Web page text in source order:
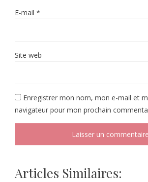
E-mail *
Site web
Enregistrer mon nom, mon e-mail et
navigateur pour mon prochain
Articles Similaires: